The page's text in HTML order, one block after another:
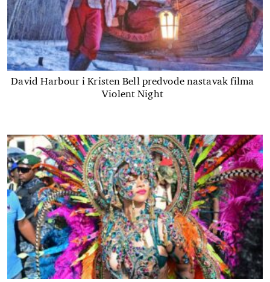
David Harbour i Kristen Bell predvode nastavak filma
Violent Night